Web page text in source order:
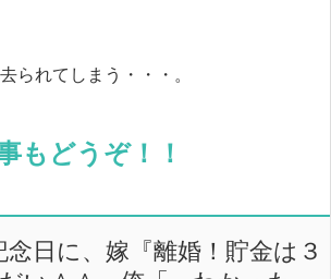
られてしまう・・・。
もどうぞ！！
日に、嫁『離婚！貯金は３